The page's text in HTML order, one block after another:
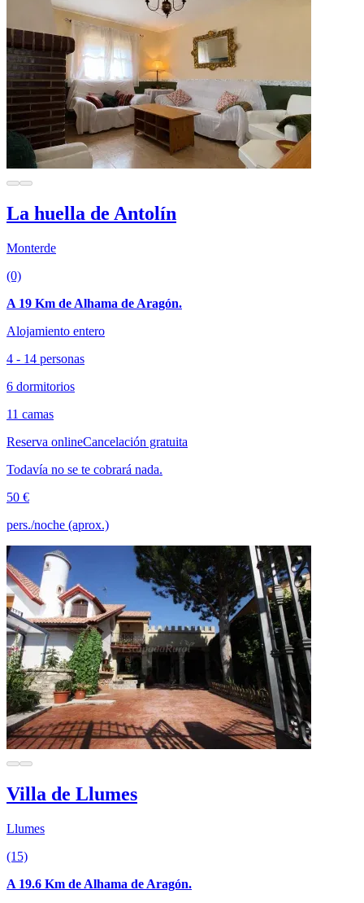
La huella de Antolín
Monterde
(0)
A 19 Km de Alhama de Aragón.
Alojamiento entero
4 - 14 personas
6 dormitorios
11 camas
Reserva onlineCancelación gratuita
Todavía no se te cobrará nada.
50 €
pers./noche (aprox.)
Villa de Llumes
Llumes
(15)
A 19.6 Km de Alhama de Aragón.